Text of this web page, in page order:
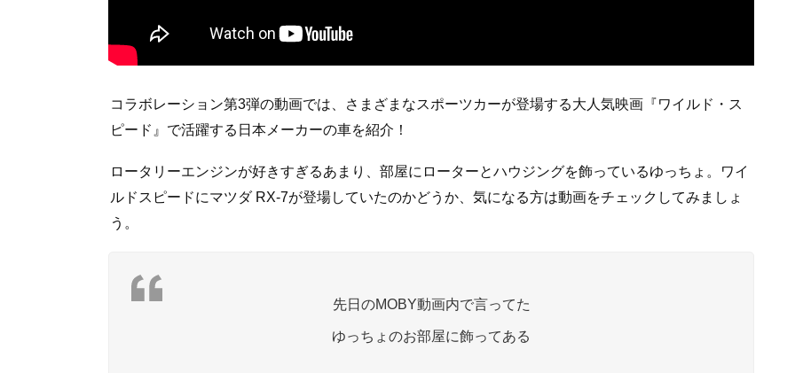
コラボレーション第3弾の動画では、さまざまなスポーツカーが登場する大人気映画『ワイルド・ス
ピード』で活躍する日本メーカーの車を紹介！
ロータリーエンジンが好きすぎるあまり、部屋にローターとハウジングを飾っているゆっちょ。ワイ
ルドスピードにマツダ RX-7が登場していたのかどうか、気になる方は動画をチェックしてみましょ
う。
先日のMOBY動画内で言ってた
ゆっちょのお部屋に飾ってある